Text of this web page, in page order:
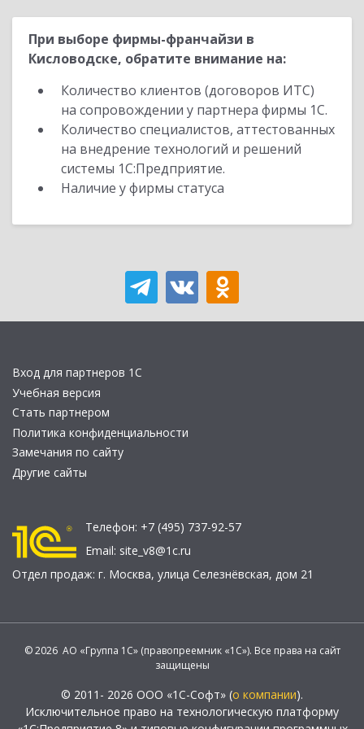
При выборе фирмы-франчайзи в
Кисловодске, обратите внимание на:
Количество клиентов (договоров ИТС)
на сопровождении у партнера фирмы 1С.
Количество специалистов, аттестованных
на внедрение технологий и решений
системы 1С:Предприятие.
Наличие у фирмы статуса
Вход для партнеров 1С
Учебная версия
Стать партнером
Политика конфиденциальности
Замечания по сайту
Другие сайты
Телефон: +7 (495) 737-92-57
Email: site_v8@1c.ru
Отдел продаж: г. Москва, улица Селезнёвская, дом 21
© 2026 АО «Группа 1С» (правопреемник «1С»). Все права на сайт
защищены
© 2011- 2026 ООО «1С-Софт» (о компании).
Исключительное право на технологическую платформу